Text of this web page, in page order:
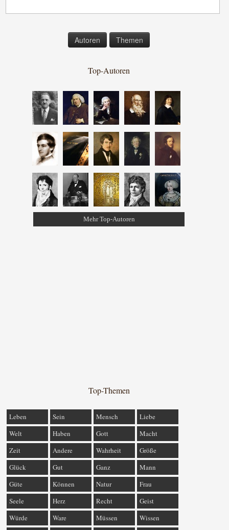
Autoren Themen
Top-Autoren
Mehr Top-Autoren
Top-Themen
Leben Sein Mensch
Liebe
Welt
Haben Gott
Macht
Zeit
Andere Wahrheit
Größe
Glück
Gut Ganz
Mann
Güte
Können Natur
Frau
Seele
Herz Recht
Geist
Würde
Ware Müssen Wissen